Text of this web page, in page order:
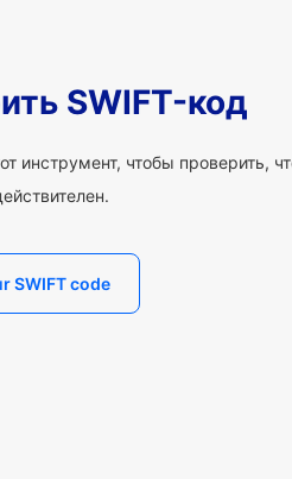
SWIFT-код
инструмент, чтобы проверить,
SWIFT code